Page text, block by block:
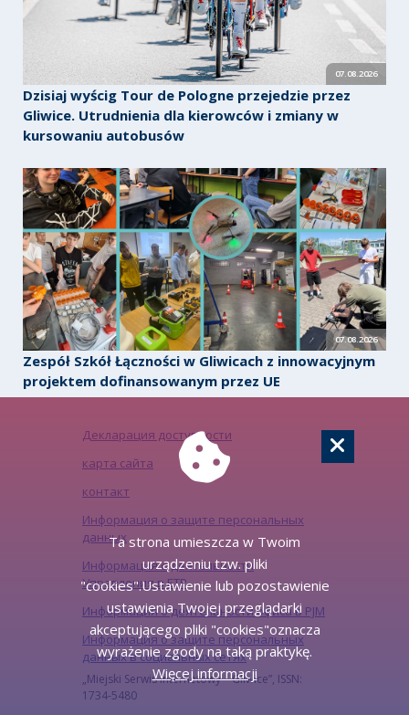
07.08.2026
Dzisiaj wyścig Tour de Pologne przejedzie przez
Gliwice. Utrudnienia dla kierowców i zmiany w
kursowaniu autobusów
07.08.2026
Zespół Szkół Łączności w Gliwicach z innowacyjnym
projektem dofinansowanym przez UE
Декларация доступности
карта сайта
контакт
Информация о защите персональных
данных
Информация о деятельности
Управления в ЕТР
Информация о деятельности офиса в PJM
Информация о защите персональных
данных в социальных сетях
„Miejski Serwis Internetowy – Gliwice”, ISSN:
1734-5480
Ta strona umieszcza w Twoim
urządzeniu tzw. pliki
"cookies".Ustawienie lub pozostawienie
ustawienia Twojej przeglądarki
akceptującego pliki "cookies"oznacza
wyrażenie zgody na taką praktykę.
Więcej informacji